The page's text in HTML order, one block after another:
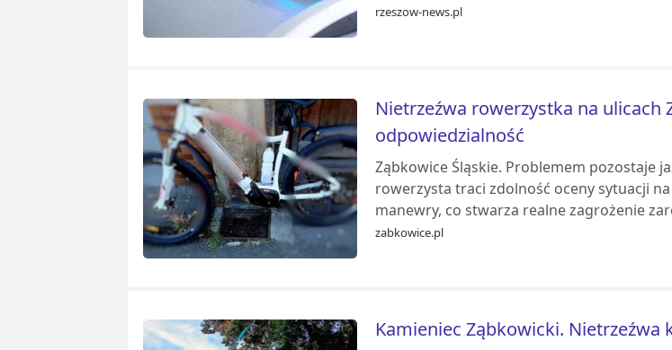
rzeszow-news.pl
Nietrzeźwa rowerzystka na ulicach
odpowiedzialność
Ząbkowice Śląskie. Problemem pozostaje
rowerzysta traci zdolność oceny sytuacji
manewry, co stwarza realne zagrożenie
zabkowice.pl
Kamieniec Ząbkowicki. Nietrzeźwa